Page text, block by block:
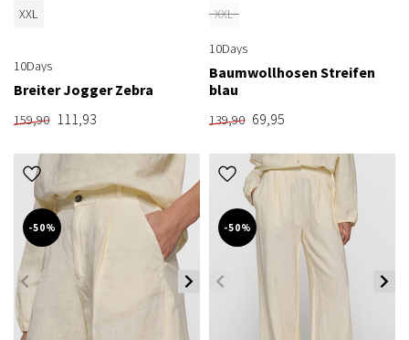
XXL
10Days
Breiter Jogger Zebra
159,90 111,93
XXL
10Days
Baumwollhosen Streifen
blau
139,90 69,95
-50% -50%